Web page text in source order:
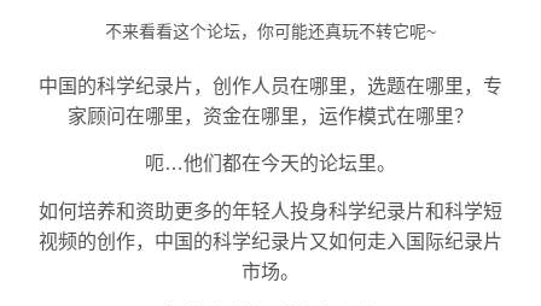
不来看看这个论坛，你可能还真玩不转它呢~
中国的科学纪录片，创作人员在哪里，选题在哪里，专
家顾问在哪里，资金在哪里，运作模式在哪里？
呃…他们都在今天的论坛里。
如何培养和资助更多的年轻人投身科学纪录片和科学短
视频的创作，中国的科学纪录片又如何走入国际纪录片
市场。